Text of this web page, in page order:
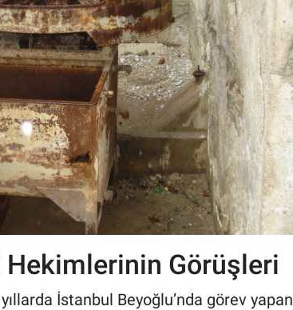
Hekimlerinin Görüşleri
İstanbul Beyoğlu’nda görev yapan